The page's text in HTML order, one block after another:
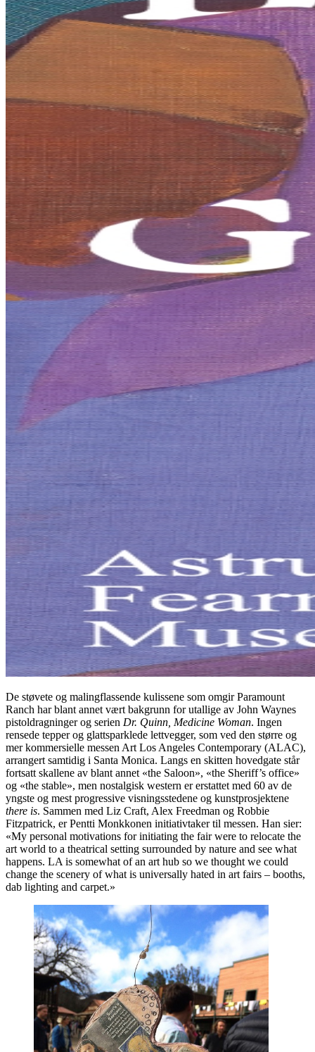
De støvete og malingflassende kulissene som omgir Paramount
Ranch har blant annet vært bakgrunn for utallige av John Waynes
pistoldragninger og serien Dr. Quinn, Medicine Woman. Ingen
rensede tepper og glattsparklede lettvegger, som ved den større og
mer kommersielle messen Art Los Angeles Contemporary (ALAC),
arrangert samtidig i Santa Monica. Langs en skitten hovedgate står
fortsatt skallene av blant annet «the Saloon», «the Sheriff’s office»
og «the stable», men nostalgisk western er erstattet med 60 av de
yngste og mest progressive visningsstedene og kunstprosjektene
there is. Sammen med Liz Craft, Alex Freedman og Robbie
Fitzpatrick, er Pentti Monkkonen initiativtaker til messen. Han sier:
«My personal motivations for initiating the fair were to relocate the
art world to a theatrical setting surrounded by nature and see what
happens. LA is somewhat of an art hub so we thought we could
change the scenery of what is universally hated in art fairs – booths,
dab lighting and carpet.»